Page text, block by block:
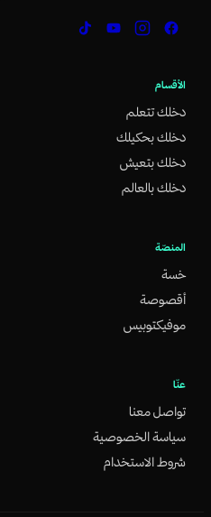
الأقسام
دخلك تتعلم
دخلك بحكيلك
دخلك بتعيش
دخلك بالعالم
المنصّة
خسة
أقصوصة
موفيكتوبيس
عنّا
تواصل معنا
سياسة الخصوصية
شروط الاستخدام